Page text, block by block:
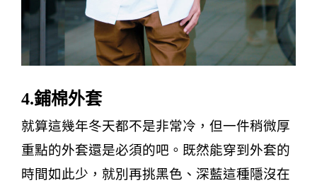
4.鋪棉外套
就算這幾年冬天都不是非常冷，但一件稍微厚
重點的外套還是必須的吧。既然能穿到外套的
時間如此少，就別再挑黑色、深藍這種隱沒在